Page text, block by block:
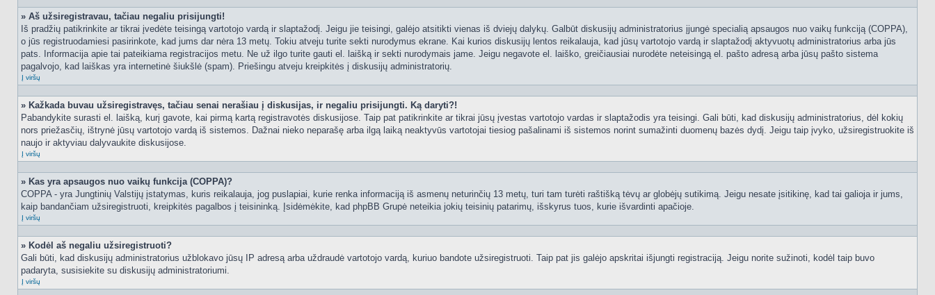
» Aš užsiregistravau, tačiau negaliu prisijungti!
Iš pradžių patikrinkite ar tikrai įvedėte teisingą vartotojo vardą ir slaptažodį. Jeigu jie teisingi, galėjo atsitikti vienas iš dviejų dalykų. Galbūt diskusijų administratorius įjungė specialią apsaugos nuo vaikų funkciją (COPPA),
o jūs registruodamiesi pasirinkote, kad jums dar nėra 13 metų. Tokiu atveju turite sekti nurodymus ekrane. Kai kurios diskusijų lentos reikalauja, kad jūsų vartotojo vardą ir slaptažodį aktyvuotų administratorius arba jūs
pats. Informacija apie tai pateikiama registracijos metu. Ne už ilgo turite gauti el. laišką ir sekti nurodymais jame. Jeigu negavote el. laiško, greičiausiai nurodėte neteisingą el. pašto adresą arba jūsų pašto sistema
pagalvojo, kad laiškas yra internetinė šiukšlė (spam). Priešingu atveju kreipkitės į diskusijų administratorių.
Į viršų
» Kažkada buvau užsiregistravęs, tačiau senai nerašiau į diskusijas, ir negaliu prisijungti. Ką daryti?!
Pabandykite surasti el. laišką, kurį gavote, kai pirmą kartą registravotės diskusijose. Taip pat patikrinkite ar tikrai jūsų įvestas vartotojo vardas ir slaptažodis yra teisingi. Gali būti, kad diskusijų administratorius, dėl kokių
nors priežasčių, ištrynė jūsų vartotojo vardą iš sistemos. Dažnai nieko neparašę arba ilgą laiką neaktyvūs vartotojai tiesiog pašalinami iš sistemos norint sumažinti duomenų bazės dydį. Jeigu taip įvyko, užsiregistruokite iš
naujo ir aktyviau dalyvaukite diskusijose.
Į viršų
» Kas yra apsaugos nuo vaikų funkcija (COPPA)?
COPPA - yra Jungtinių Valstijų įstatymas, kuris reikalauja, jog puslapiai, kurie renka informaciją iš asmenų neturinčių 13 metų, turi tam turėti raštišką tėvų ar globėjų sutikimą. Jeigu nesate įsitikinę, kad tai galioja ir jums,
kaip bandančiam užsiregistruoti, kreipkitės pagalbos į teisininką. Įsidėmėkite, kad phpBB Grupė neteikia jokių teisinių patarimų, išskyrus tuos, kurie išvardinti apačioje.
Į viršų
» Kodėl aš negaliu užsiregistruoti?
Gali būti, kad diskusijų administratorius užblokavo jūsų IP adresą arba uždraudė vartotojo vardą, kuriuo bandote užsiregistruoti. Taip pat jis galėjo apskritai išjungti registraciją. Jeigu norite sužinoti, kodėl taip buvo
padaryta, susisiekite su diskusijų administratoriumi.
Į viršų